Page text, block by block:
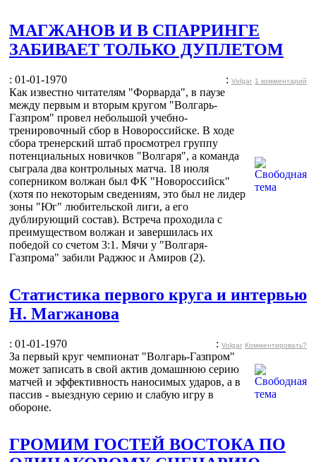
МАГЖАНОВ И В СПАРРИНГЕ
ЗАБИВАЕТ ТОЛЬКО ДУПЛЕТОМ
: 01-01-1970 : Volgar 1 комментарий
Как известно читателям "Форварда", в паузе
между первым и вторым кругом "Волгарь-
Газпром" провел небольшой учебно-
тренировочный сбор в Новороссийске. В ходе
сбора тренерский штаб просмотрел группу
потенциальных новичков "Волгаря", а команда
сыграла два контрольных матча. 18 июля
соперником волжан был ФК "Новороссийск"
(хотя по некоторым сведениям, это был не лидер
зоны "Юг" любительской лиги, а его
дублирующий состав). Встреча проходила с
преимуществом волжан и завершилась их
победой со счетом 3:1. Мячи у "Волгаря-
Газпрома" забили Раджюс и Амиров (2).
Статистика первого круга и интервью
Н. Магжанова
: 01-01-1970 : Volgar Комментировать?
За первый круг чемпионат "Волгарь-Газпром"
может записать в свой актив домашнюю серию
матчей и эффективность наносимых ударов, а в
пассив - выездную серию и слабую игру в
обороне.
ГРОМИМ ГОСТЕЙ ВОСТОКА ПО